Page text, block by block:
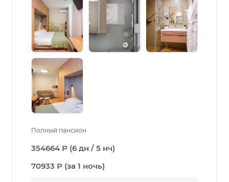
Полный пансион
354664 Р (6 дн / 5 нч)
70933 Р (за 1 ночь)